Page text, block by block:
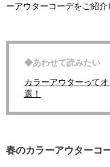
ーアウターコーデをご紹介
◆あわせて読みたい
カラーアウターって
選！
春のカラーアウターコ